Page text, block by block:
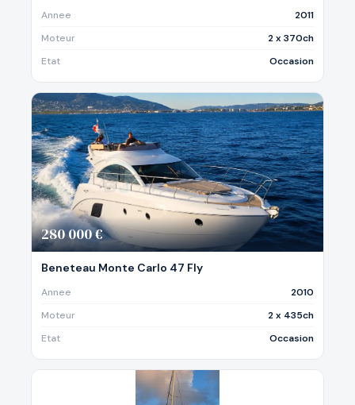
Annee
2011
Moteur
2 x 370ch
Etat
Occasion
280 000 €
Beneteau Monte Carlo 47 Fly
Annee
2010
Moteur
2 x 435ch
Etat
Occasion